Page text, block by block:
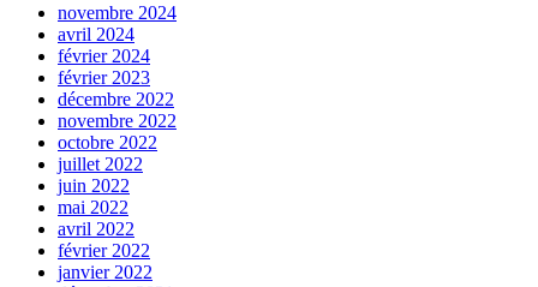
novembre 2024
avril 2024
février 2024
février 2023
décembre 2022
novembre 2022
octobre 2022
juillet 2022
juin 2022
mai 2022
avril 2022
février 2022
janvier 2022